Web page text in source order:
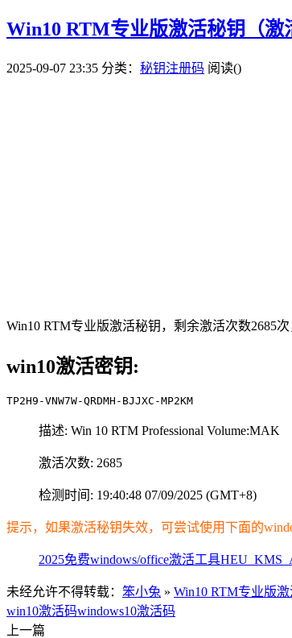
Win10 RTM专业版激活秘钥（激
2025-09-07 23:35 分类： 秘钥注册码 阅读()
Win10 RTM专业版激活秘钥，剩余激活次数2685次
win10激活密钥:
TP2H9-VNW7W-QRDMH-BJJXC-MP2KM
描述: Win 10 RTM Professional Volume:MAK
激活次数: 2685
检测时间: 19:40:48 07/09/2025 (GMT+8)
提示，如果激活秘钥失效，可尝试使用下面的
2025免费windows/office激活工具
未经允许不得转载： 笨小兔 » Win10 RTM专业版
win10激活码windows10激活码
上一篇